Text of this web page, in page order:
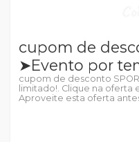
cupom de
➤Evento por
cupom de desconto
limitado!. Clique na oferta
Aproveite esta oferta